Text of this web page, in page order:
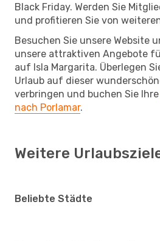
Black Friday. Werden Sie
und profitieren Sie von
Besuchen Sie unsere Website
unsere attraktiven Angebote
auf Isla Margarita. Überlegen
Urlaub auf dieser
verbringen und buchen Sie Ihre
nach Porlamar.
Weitere
Beliebte Städte